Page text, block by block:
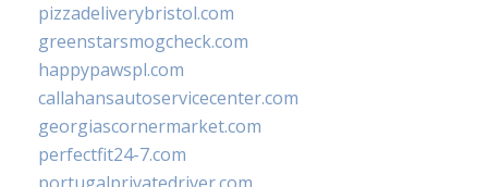
pizzadeliverybristol.com
greenstarsmogcheck.com
happypawspl.com
callahansautoservicecenter.com
georgiascornermarket.com
perfectfit24-7.com